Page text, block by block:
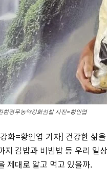
환경무농약강화섬쌀 사진=황인엽
화=황인엽 기자] 건강한 삶
지 김밥과 비빔밥 등 우리 일
제대로 알고 먹고 있을까.